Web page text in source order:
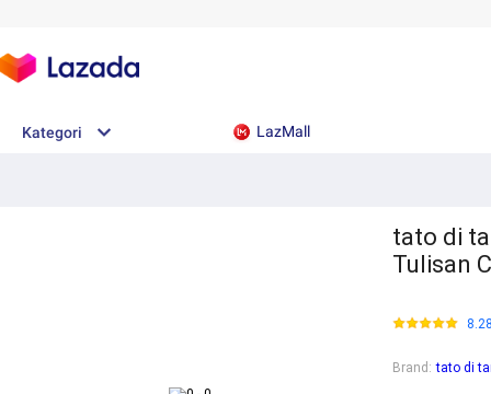
Kategori LazMall
tato di
Tulisan
Brand : tato di